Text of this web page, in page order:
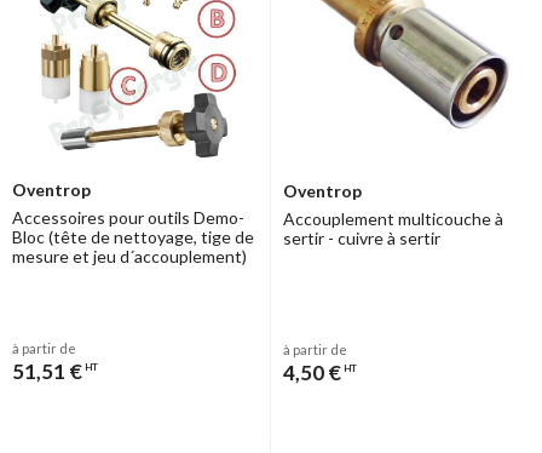
Oventrop
Accessoires pour outils Demo-
Bloc (tête de nettoyage, tige de
mesure et jeu d´accouplement)
à partir de
51,51 € HT
Oventrop
Accouplement multicouche à
sertir - cuivre à sertir
à partir de
4,50 € HT